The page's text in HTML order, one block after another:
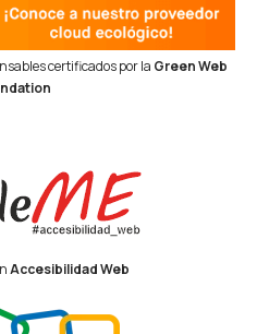
certificados por la Green Web
Accesibilidad Web